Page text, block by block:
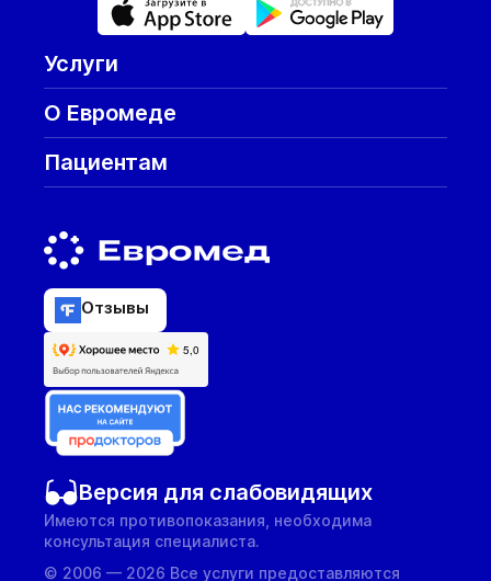
Услуги
О Евромеде
Пациентам
Отзывы
Версия для слабовидящих
Имеются противопоказания, необходима
консультация специалиста.
© 2006 — 2026 Все услуги предоставляются